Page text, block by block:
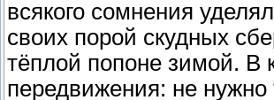
всякого сомнения
своих порой скудных
тёплой попоне зимой. В
передвижения: не